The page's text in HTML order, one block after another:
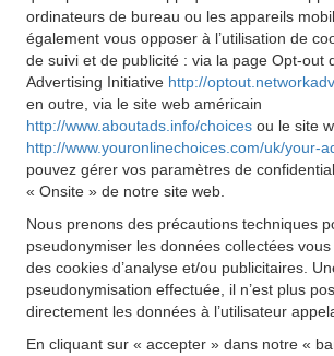
ordinateurs de bureau ou les appareils
également vous opposer à l’utilisation de
de suivi et de publicité : via la page Opt-out
Advertising Initiative http://
en outre, via le site web américain
http://www.aboutads.info/choices ou le site
http://www.youronlinechoices.com/uk/your-
pouvez gérer vos paramètres de
« Onsite » de notre site web.
Nous prenons des précautions techniques
pseudonymiser les données collectées
des cookies d’analyse et/ou publicitaires.
pseudonymisation effectuée, il n’est plus
directement les données à l’utilisateur
En cliquant sur « accepter » dans notre «